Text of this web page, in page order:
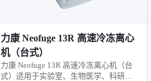
力康 Neofuge 13R 高速冷冻离心
机（台式）
力康 Neofuge 13R 高速冷冻离心机（台
式）适用于实验室、生物医学、科研及